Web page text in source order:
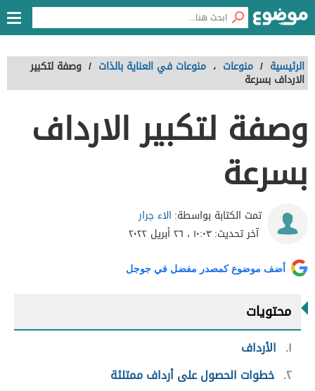
الرئيسية / منوعات ، منوعات في العناية بالذات / وصفة لتكبير
الارداف بسرعة
وصفة لتكبير الارداف
بسرعة
تمت الكتابة بواسطة: الاء جرار
آخر تحديث:١٠:٠٣ ، ٢٦ أبريل ٢٠٢٢
أضف موضوع كمصدر مفضل في جوجل
محتويات
١
الأرداف
٢ خطوات الحصول على أرداف ممتلئة